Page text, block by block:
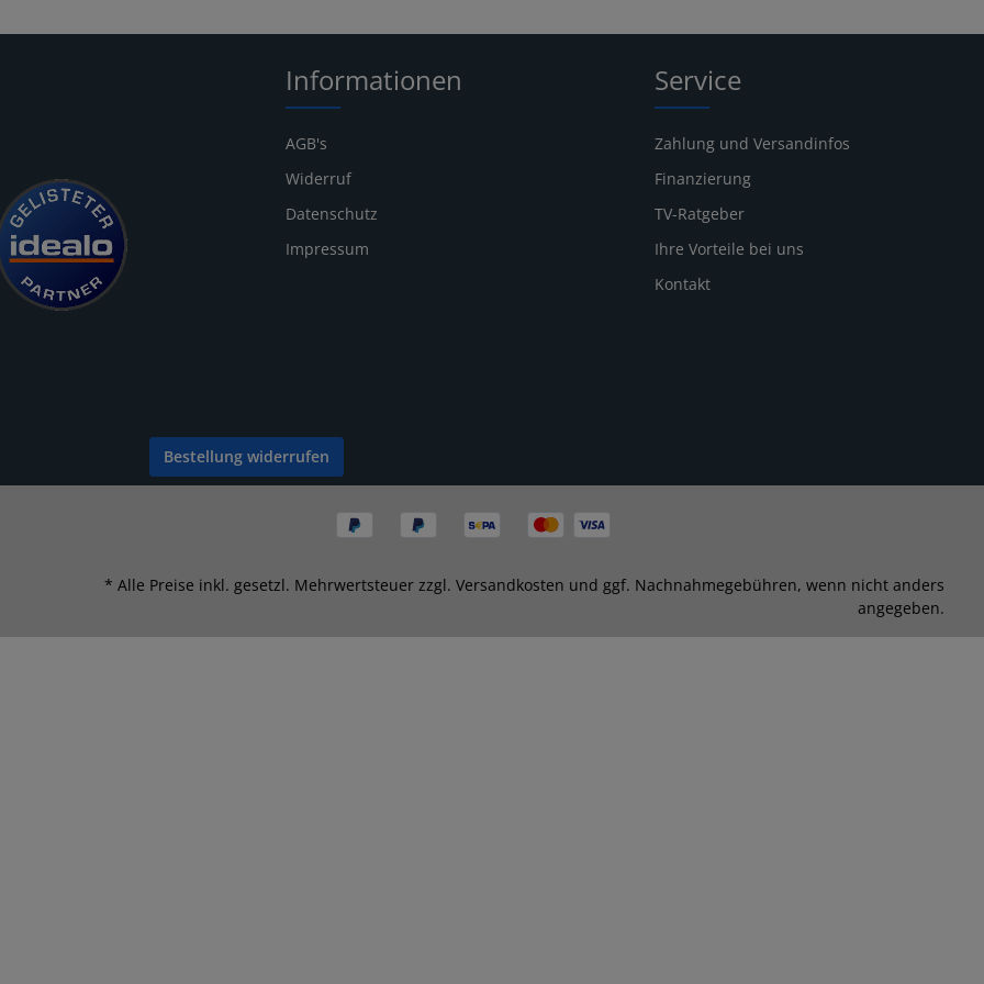
Informationen
AGB's
Widerruf
Datenschutz
Impressum
Service
Zahlung und Versandinfos
Finanzierung
TV-Ratgeber
Ihre Vorteile bei uns
Kontakt
Bestellung widerrufen
* Alle Preise inkl. gesetzl. Mehrwertsteuer zzgl. Versandkosten und ggf. Nachnahmegebühren, wenn nicht anders
angegeben.